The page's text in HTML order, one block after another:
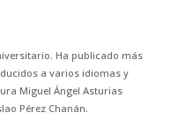
Ha publicado más
a varios idiomas y
Miguel Ángel Asturias
Pérez Chanán.